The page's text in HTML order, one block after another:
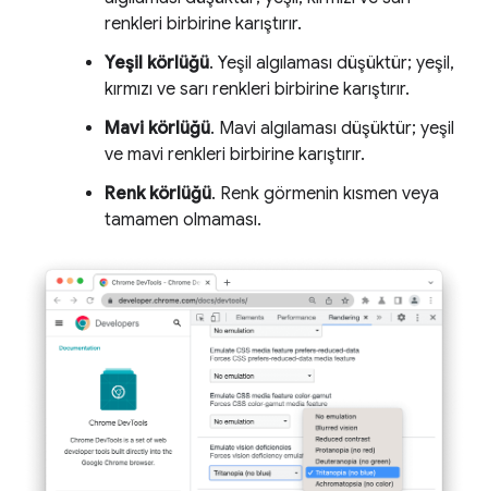
renkleri birbirine karıştırır.
Yeşil körlüğü. Yeşil algılaması düşüktür; yeşil,
kırmızı ve sarı renkleri birbirine karıştırır.
Mavi körlüğü. Mavi algılaması düşüktür; yeşil
ve mavi renkleri birbirine karıştırır.
Renk körlüğü. Renk görmenin kısmen veya
tamamen olmaması.